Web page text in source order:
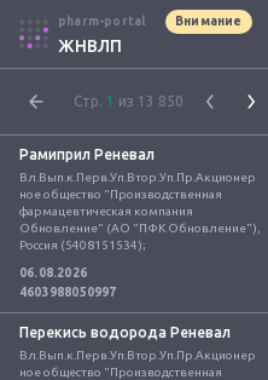
pharm-portal Внимание
ЖНВЛП
Стр. 1 из 13 850
Рамиприл Реневал
Вл.Вып.к.Перв.Уп.Втор.Уп.Пр.Акционер
ное общество "Производственная
фармацевтическая компания
Обновление" (АО "ПФК Обновление"),
Россия (5408151534);
06.08.2026
4603988050997
Перекись водорода Реневал
Вл.Вып.к.Перв.Уп.Втор.Уп.Пр.Акционер
ное общество "Производственная